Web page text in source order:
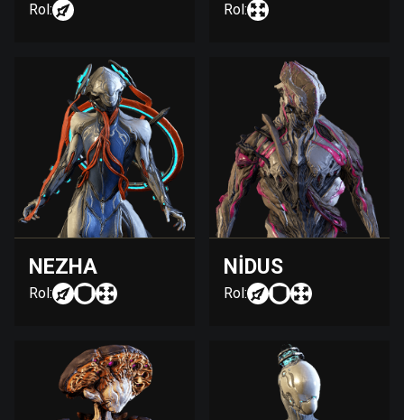
Rol: Rol:
NEZHA
Rol:
NIDUS
Rol: